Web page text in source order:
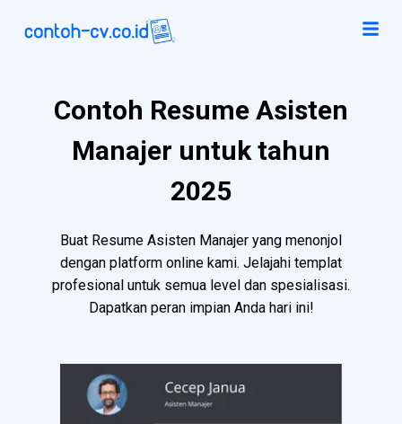
Contoh Resume Asisten
Manajer untuk tahun
2025
Buat Resume Asisten Manajer yang menonjol
dengan platform online kami. Jelajahi templat
profesional untuk semua level dan spesialisasi.
Dapatkan peran impian Anda hari ini!